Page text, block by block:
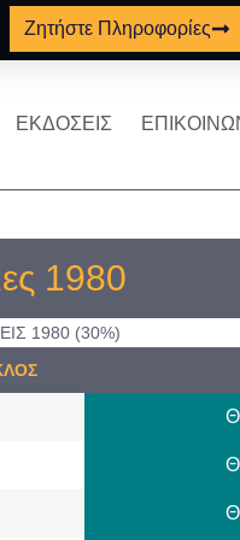
Ζητήστε Πληροφορίες
ΕΚΔΟΣΕΙΣ
1980
1980 (30%)